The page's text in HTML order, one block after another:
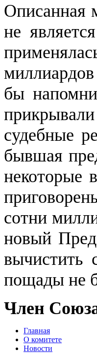
Описанная
не
бы
судебные
бывшая
некоторые
сотни
новый
вычистить
пощады не
Член
Главная
О комитете
Новости